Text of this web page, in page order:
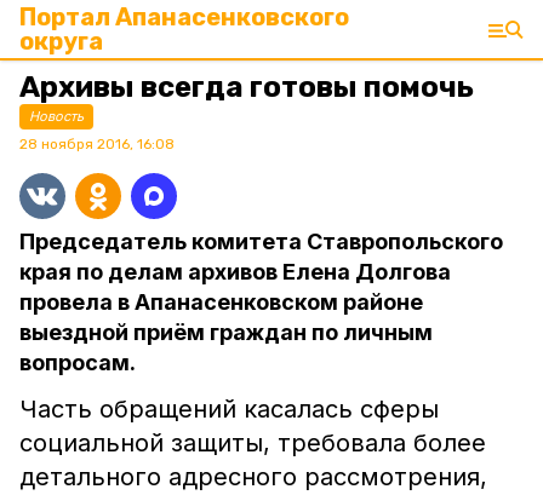
Портал Апанасенковского
округа
Архивы всегда готовы помочь
Новость
28 ноября 2016, 16:08
Председатель комитета Ставропольского
края по делам архивов Елена Долгова
провела в Апанасенковском районе
выездной приём граждан по личным
вопросам.
Часть обращений касалась сферы
социальной защиты, требовала более
детального адресного рассмотрения,